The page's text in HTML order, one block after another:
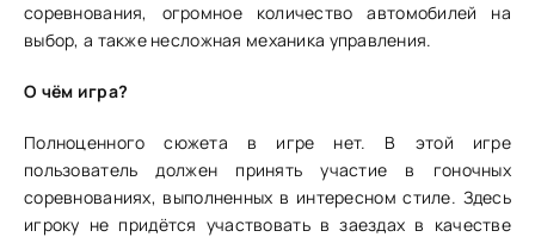
соревнования, огромное количество автомобилей на
выбор, а также несложная механика управления.
О чём игра?
Полноценного сюжета в игре нет. В этой игре
пользователь должен принять участие в гоночных
соревнованиях, выполненных в интересном стиле. Здесь
игроку не придётся участвовать в заездах в качестве